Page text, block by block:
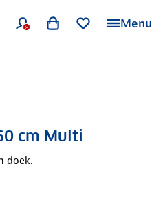
Menu
cm Multi
doek.